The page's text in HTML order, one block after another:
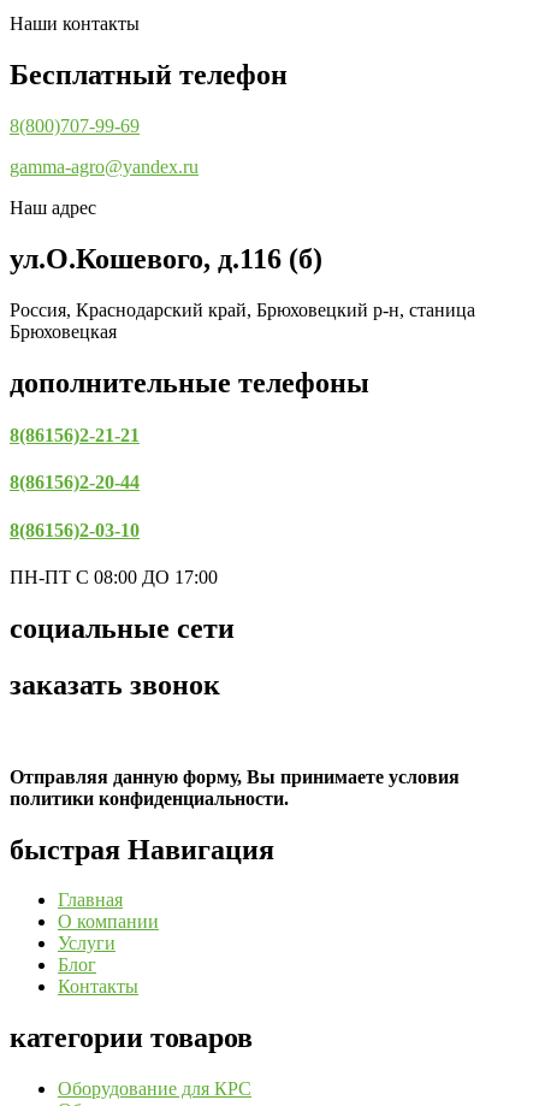
Наши контакты
Бесплатный телефон
8(800)707-99-69
gamma-agro@yandex.ru
Наш адрес
ул.О.Кошевого, д.116 (б)
Россия, Краснодарский край, Брюховецкий р-н, станица
Брюховецкая
дополнительные телефоны
8(86156)2-21-21
8(86156)2-20-44
8(86156)2-03-10
ПН-ПТ С 08:00 ДО 17:00
социальные сети
заказать звонок
Отправляя данную форму, Вы принимаете условия
политики конфиденциальности.
быстрая Навигация
Главная
О компании
Услуги
Блог
Контакты
категории товаров
Оборудование для КРС